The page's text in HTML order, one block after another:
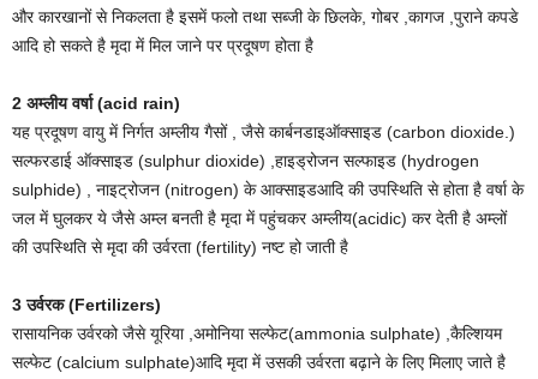
और कारखानों से निकलता है इसमें फलो तथा सब्जी के छिलके, गोबर ,कागज ,पुराने कपडे
आदि हो सकते है मृदा में मिल जाने पर प्रदूषण होता है
2 अम्लीय वर्षा (acid rain)
यह प्रदूषण वायु में निर्गत अम्लीय गैसों , जैसे कार्बनडाइऑक्साइड (carbon dioxide.)
सल्फरडाई ऑक्साइड (sulphur dioxide) ,हाइड्रोजन सल्फाइड (hydrogen
sulphide) , नाइट्रोजन (nitrogen) के आक्साइडआदि की उपस्थिति से होता है वर्षा के
जल में घुलकर ये जैसे अम्ल बनती है मृदा में पहुंचकर अम्लीय(acidic) कर देती है अम्लों
की उपस्थिति से मृदा की उर्वरता (fertility) नष्ट हो जाती है
3 उर्वरक (Fertilizers)
रासायनिक उर्वरको जैसे यूरिया ,अमोनिया सल्फेट(ammonia sulphate) ,कैल्शियम
सल्फेट (calcium sulphate)आदि मृदा में उसकी उर्वरता बढ़ाने के लिए मिलाए जाते है